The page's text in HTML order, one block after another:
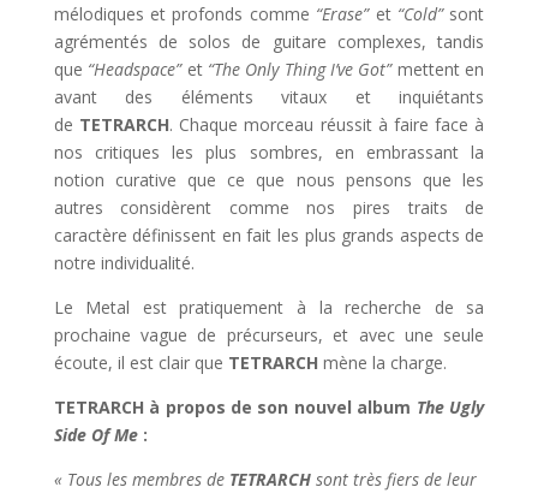
mélodiques et profonds comme “Erase”et “Cold”sont
agrémentés de solos de guitare complexes, tandis
que “Headspace”et “The Only Thing I’ve Got”mettent en
avant des éléments vitaux et inquiétants
de TETRARCH. Chaque morceau réussit à faire face à
nos critiques les plus sombres, en embrassant la
notion curative que ce que nous pensons que les
autres considèrent comme nos pires traits de
caractère définissent en fait les plus grands aspects de
notre individualité.
Le Metal est pratiquement à la recherche de sa
prochaine vague de précurseurs, et avec une seule
écoute, il est clair que TETRARCH mène la charge.
TETRARCH à propos de son nouvel album The Ugly
Side Of Me :
« Tous les membres de TETRARCH sont très fiers de leur